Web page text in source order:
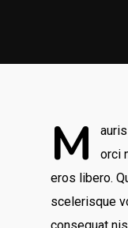
M
orci
eros libero.
scelerisque